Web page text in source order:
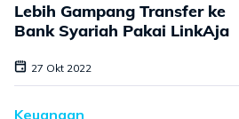
Lebih Gampang Transfer ke
Bank Syariah Pakai LinkAja
27 Okt 2022
Keuangan